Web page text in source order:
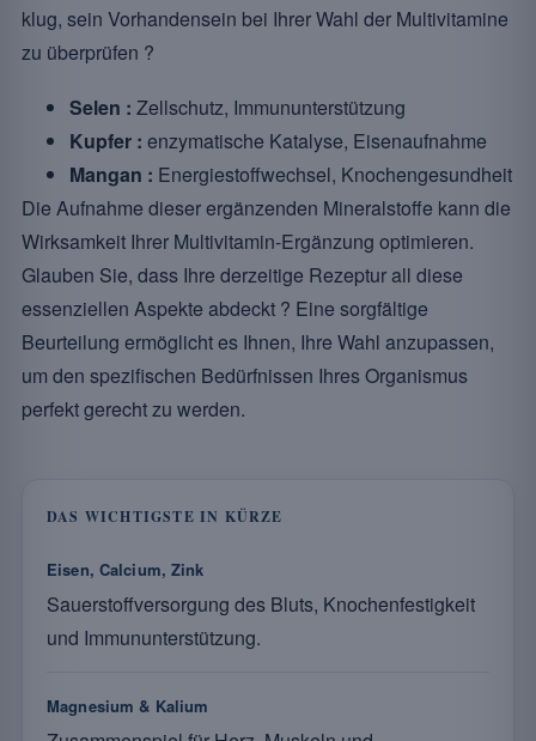
klug, sein Vorhandensein bei Ihrer Wahl der Multivitamine
zu überprüfen ?
Selen : Zellschutz, Immununterstützung
Kupfer : enzymatische Katalyse, Eisenaufnahme
Mangan : Energiestoffwechsel, Knochengesundheit
Die Aufnahme dieser ergänzenden Mineralstoffe kann die
Wirksamkeit Ihrer Multivitamin-Ergänzung optimieren.
Glauben Sie, dass Ihre derzeitige Rezeptur all diese
essenziellen Aspekte abdeckt ? Eine sorgfältige
Beurteilung ermöglicht es Ihnen, Ihre Wahl anzupassen,
um den spezifischen Bedürfnissen Ihres Organismus
perfekt gerecht zu werden.
DAS WICHTIGSTE IN KÜRZE
Eisen, Calcium, Zink
Sauerstoffversorgung des Bluts, Knochenfestigkeit
und Immununterstützung.
Magnesium & Kalium